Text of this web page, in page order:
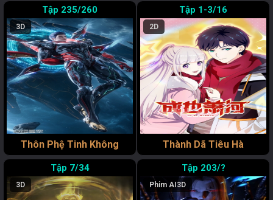
235/260
3D
Thôn Phệ Tinh Không
1-3/16
2D
Thành Dã Tiêu Hà
7/34
3D
203/?
Phim AI 3D